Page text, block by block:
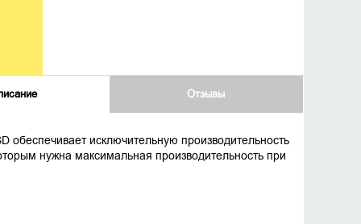
Отзывы
исключительную производительность
нужна максимальная производительность при